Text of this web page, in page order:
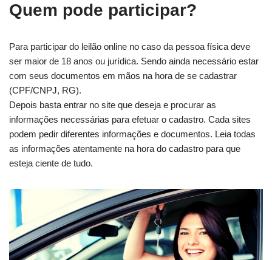
Quem pode participar?
Para participar do leilão online no caso da pessoa física deve
ser maior de 18 anos ou jurídica. Sendo ainda necessário estar
com seus documentos em mãos na hora de se cadastrar
(CPF/CNPJ, RG).
Depois basta entrar no site que deseja e procurar as
informações necessárias para efetuar o cadastro. Cada sites
podem pedir diferentes informações e documentos. Leia todas
as informações atentamente na hora do cadastro para que
esteja ciente de tudo.